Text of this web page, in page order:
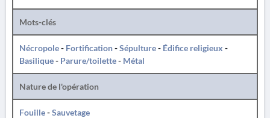
Mots-clés
Nécropole- Fortification-Sépulture- Édifice religieux -
Basilique- Parure/toilette- Métal
Nature de l'opération
Fouille-Sauvetage